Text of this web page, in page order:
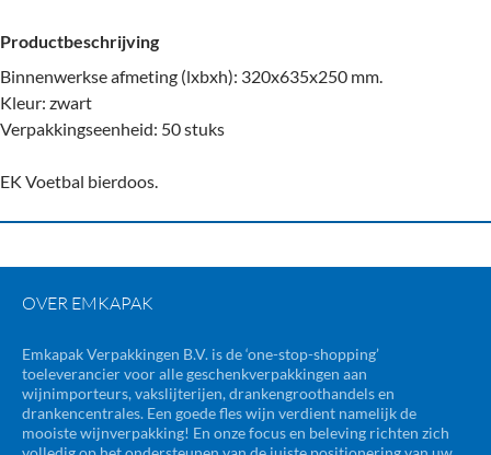
Productbeschrijving
Binnenwerkse afmeting (lxbxh): 320x635x250 mm.
Kleur: zwart
Verpakkingseenheid: 50 stuks
EK Voetbal bierdoos.
OVER EMKAPAK
Emkapak Verpakkingen B.V. is de ‘one-stop-shopping’
toeleverancier voor alle geschenkverpakkingen aan
wijnimporteurs, vakslijterijen, drankengroothandels en
drankencentrales. Een goede fles wijn verdient namelijk de
mooiste wijnverpakking! En onze focus en beleving richten zich